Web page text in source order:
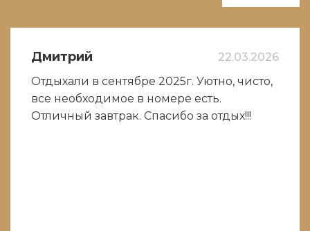
Дмитрий
22.03.2026
Отдыхали в сентябре 2025г. Уютно, чисто,
все необходимое в номере есть.
Отличный завтрак. Спасибо за отдых!!!